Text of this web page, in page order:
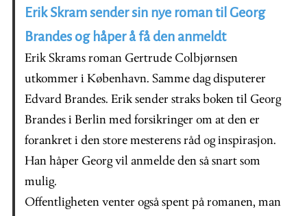
Erik Skram sender sin nye roman til Georg
Brandes og håper å få den anmeldt
Erik Skrams roman Gertrude Colbjørnsen
utkommer i København. Samme dag disputerer
Edvard Brandes. Erik sender straks boken til Georg
Brandes i Berlin med forsikringer om at den er
forankret i den store mesterens råd og inspirasjon.
Han håper Georg vil anmelde den så snart som
mulig.
Offentligheten venter også spent på romanen, man